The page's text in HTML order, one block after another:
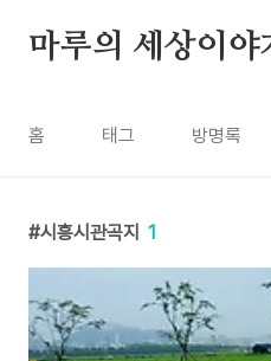
마루의 세상이야
홈 태그 방명록
시흥시관곡지 1